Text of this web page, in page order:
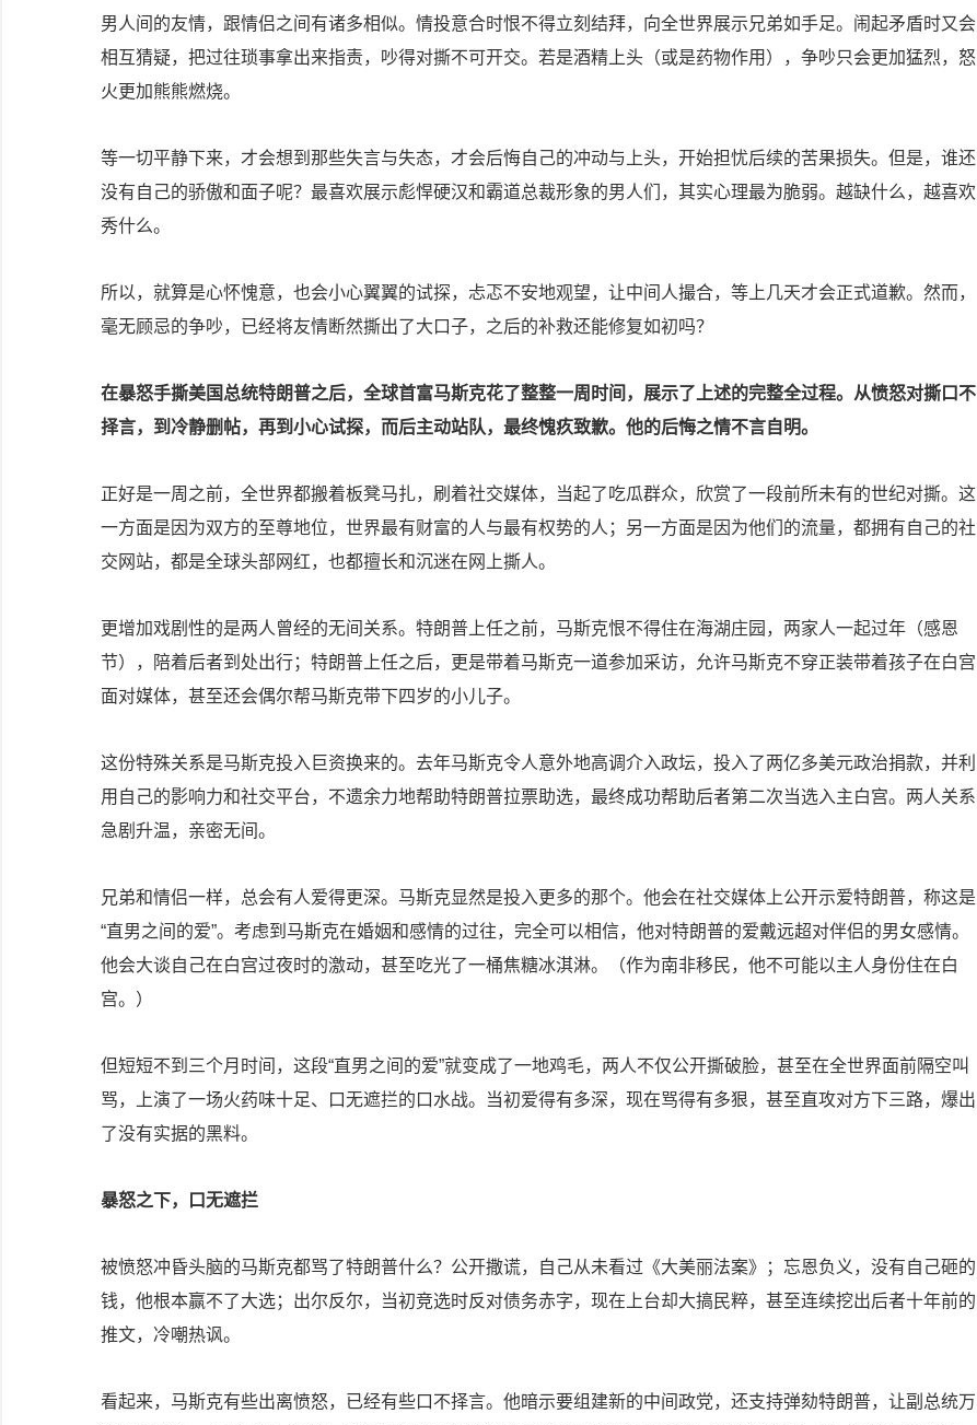
男人间的友情，跟情侣之间有诸多相似。情投意合时恨不得立刻结拜，向全世界展示兄弟如手足。闹起矛盾时又会
相互猜疑，把过往琐事拿出来指责，吵得对撕不可开交。若是酒精上头（或是药物作用），争吵只会更加猛烈，怒
火更加熊熊燃烧。
等一切平静下来，才会想到那些失言与失态，才会后悔自己的冲动与上头，开始担忧后续的苦果损失。但是，谁还
没有自己的骄傲和面子呢？最喜欢展示彪悍硬汉和霸道总裁形象的男人们，其实心理最为脆弱。越缺什么，越喜欢
秀什么。
所以，就算是心怀愧意，也会小心翼翼的试探，忐忑不安地观望，让中间人撮合，等上几天才会正式道歉。然而，
毫无顾忌的争吵，已经将友情断然撕出了大口子，之后的补救还能修复如初吗？
在暴怒手撕美国总统特朗普之后，全球首富马斯克花了整整一周时间，展示了上述的完整全过程。从愤怒对撕口不
择言，到冷静删帖，再到小心试探，而后主动站队，最终愧疚致歉。他的后悔之情不言自明。
正好是一周之前，全世界都搬着板凳马扎，刷着社交媒体，当起了吃瓜群众，欣赏了一段前所未有的世纪对撕。这
一方面是因为双方的至尊地位，世界最有财富的人与最有权势的人；另一方面是因为他们的流量，都拥有自己的社
交网站，都是全球头部网红，也都擅长和沉迷在网上撕人。
更增加戏剧性的是两人曾经的无间关系。特朗普上任之前，马斯克恨不得住在海湖庄园，两家人一起过年（感恩
节），陪着后者到处出行；特朗普上任之后，更是带着马斯克一道参加采访，允许马斯克不穿正装带着孩子在白宫
面对媒体，甚至还会偶尔帮马斯克带下四岁的小儿子。
这份特殊关系是马斯克投入巨资换来的。去年马斯克令人意外地高调介入政坛，投入了两亿多美元政治捐款，并利
用自己的影响力和社交平台，不遗余力地帮助特朗普拉票助选，最终成功帮助后者第二次当选入主白宫。两人关系
急剧升温，亲密无间。
兄弟和情侣一样，总会有人爱得更深。马斯克显然是投入更多的那个。他会在社交媒体上公开示爱特朗普，称这是
“直男之间的爱”。考虑到马斯克在婚姻和感情的过往，完全可以相信，他对特朗普的爱戴远超对伴侣的男女感情。
他会大谈自己在白宫过夜时的激动，甚至吃光了一桶焦糖冰淇淋。（作为南非移民，他不可能以主人身份住在白
宫。）
但短短不到三个月时间，这段“直男之间的爱”就变成了一地鸡毛，两人不仅公开撕破脸，甚至在全世界面前隔空叫
骂，上演了一场火药味十足、口无遮拦的口水战。当初爱得有多深，现在骂得有多狠，甚至直攻对方下三路，爆出
了没有实据的黑料。
暴怒之下，口无遮拦
被愤怒冲昏头脑的马斯克都骂了特朗普什么？公开撒谎，自己从未看过《大美丽法案》；忘恩负义，没有自己砸的
钱，他根本赢不了大选；出尔反尔，当初竞选时反对债务赤字，现在上台却大搞民粹，甚至连续挖出后者十年前的
推文，冷嘲热讽。
看起来，马斯克有些出离愤怒，已经有些口不择言。他暗示要组建新的中间政党，还支持弹劾特朗普，让副总统万